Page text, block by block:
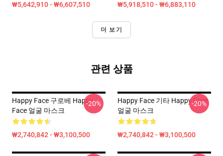
₩5,642,910 - ₩6,607,510 ₩5,918,510 - ₩6,883,110
더 보기
관련 상품
Happy Face 구로베 Happy
Face 얼굴 마스크
₩2,740,842 - ₩3,100,500
-20%
Happy Face 기타 Happy Face
얼굴 마스크
₩2,740,842 - ₩3,100,500
-20%